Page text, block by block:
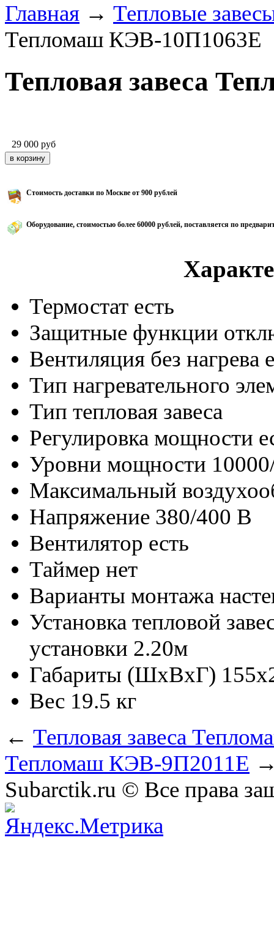
Главная → Тепловые
Тепломаш КЭВ-10П1063Е
Тепловая завеса
29 000 руб
Стоимость доставки по Москве от 900 рублей
Оборудование, стоимостью более 60000 рублей, поставляется по
Термостат есть
Защитные функции
Вентиляция без нагрева
Тип нагревательного
Тип тепловая завеса
Регулировка мощности
Уровни мощности
Максимальный
Напряжение 380/400 В
Вентилятор есть
Таймер нет
Варианты монтажа
Установка тепловой
установки 2.20м
Габариты (ШхВхГ)
Вес 19.5 кг
← Тепловая завеса
Тепломаш КЭВ-9П2011Е
Subarctik.ru © Все права